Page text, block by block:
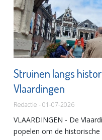
Struinen langs
Vlaardingen
Redactie - 01-07-2026
VLAARDINGEN - De
popelen om de